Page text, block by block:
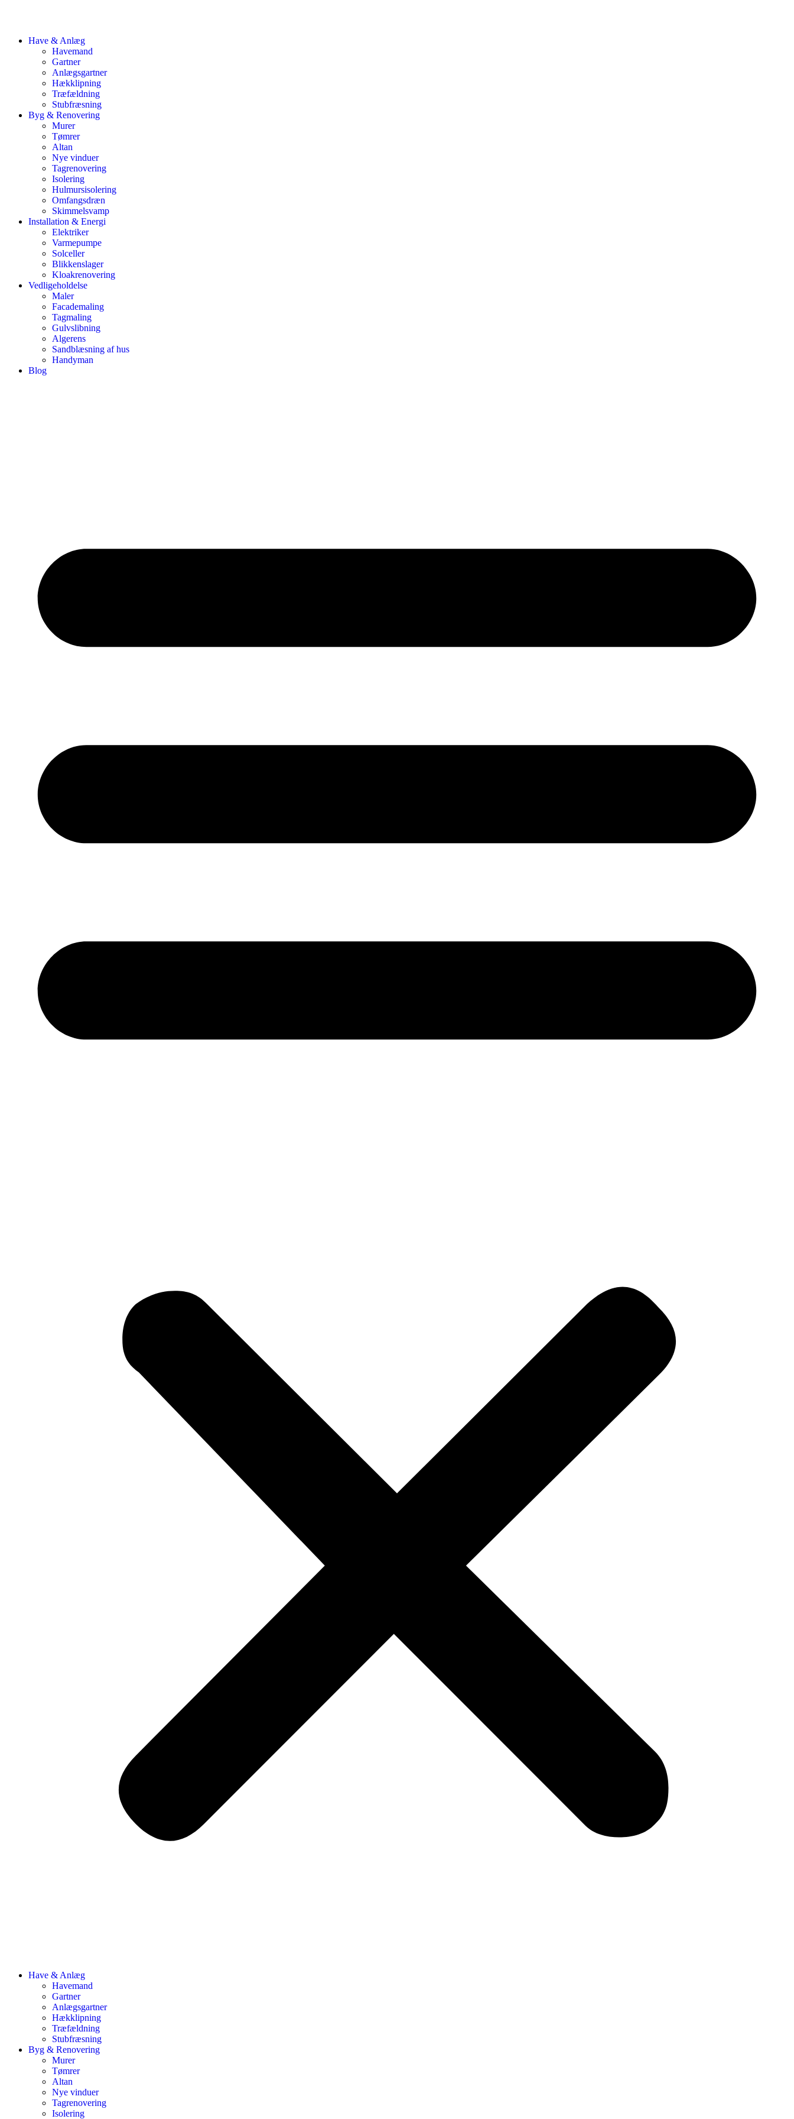
Have & Anlæg
Havemand
Gartner
Anlægsgartner
Hækklipning
Træfældning
Stubfræsning
Byg & Renovering
Murer
Tømrer
Altan
Nye vinduer
Tagrenovering
Isolering
Hulmursisolering
Omfangsdræn
Skimmelsvamp
Installation & Energi
Elektriker
Varmepumpe
Solceller
Blikkenslager
Kloakrenovering
Vedligeholdelse
Maler
Facademaling
Tagmaling
Gulvslibning
Algerens
Sandblæsning af hus
Handyman
Blog
Have & Anlæg
Havemand
Gartner
Anlægsgartner
Hækklipning
Træfældning
Stubfræsning
Byg & Renovering
Murer
Tømrer
Altan
Nye vinduer
Tagrenovering
Isolering